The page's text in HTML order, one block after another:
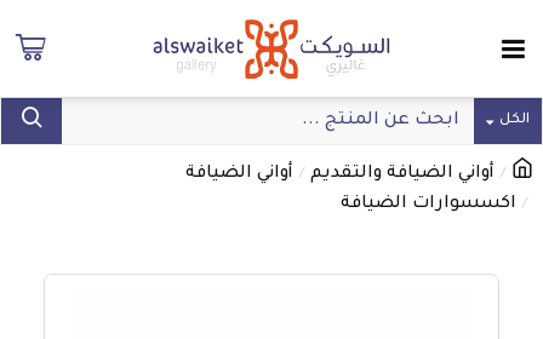
الكل
أواني الضيافة والتقديم
أواني الضيافة
اكسسوارات الضيافة